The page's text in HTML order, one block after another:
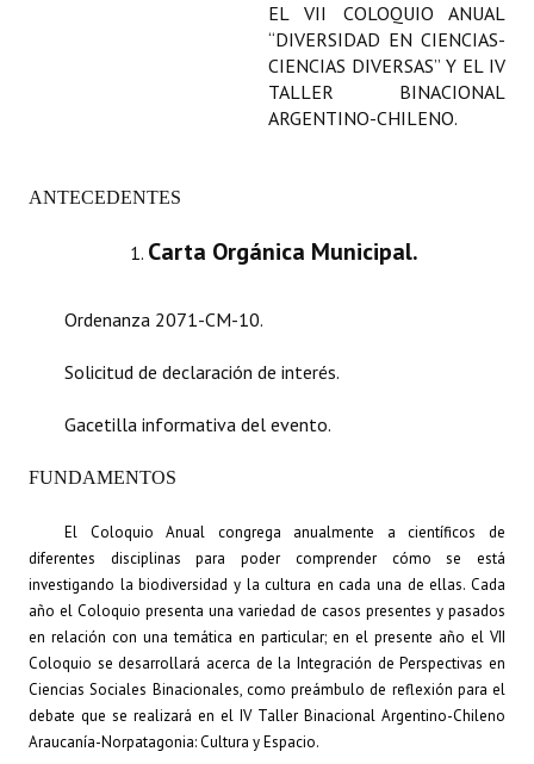
Organigrama
DOCUMENTOS
Informes de Gestión
Proyectos Presentados
Actas de Sesión
Informes de Unidad Coordinadora
Ejecución Presupuestaria
Actas de Audiencias Públicas
EL VII COLOQUIO ANUAL
“DIVERSIDAD EN CIENCIAS-
CIENCIAS DIVERSAS” Y EL IV
TALLER BINACIONAL
ARGENTINO-CHILENO.
ANTECEDENTES
Carta Orgánica Municipal.
Ordenanza 2071-CM-10.
Solicitud de declaración de interés.
Gacetilla informativa del evento.
FUNDAMENTOS
El Coloquio Anual congrega anualmente a científicos de
diferentes disciplinas para poder comprender cómo se está
investigando la biodiversidad y la cultura en cada una de ellas. Cada
año el Coloquio presenta una variedad de casos presentes y pasados
en relación con una temática en particular; en el presente año el VII
Coloquio se desarrollará acerca de la Integración de Perspectivas en
Ciencias Sociales Binacionales, como preámbulo de reflexión para el
debate que se realizará en el IV Taller Binacional Argentino-Chileno
Araucanía-Norpatagonia: Cultura y Espacio.